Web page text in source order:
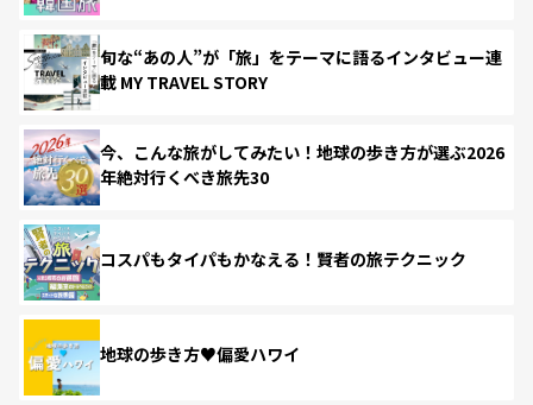
旬な“あの人”が「旅」をテーマに語るインタビュー連
載 MY TRAVEL STORY
今、こんな旅がしてみたい！地球の歩き方が選ぶ2026
年絶対行くべき旅先30
コスパもタイパもかなえる！賢者の旅テクニック
地球の歩き方♥偏愛ハワイ